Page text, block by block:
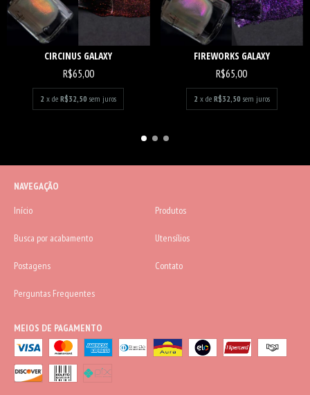
CIRCINUS GALAXY
R$65,00
2 x deR$32,50 sem juros
FIREWORKS GALAXY
R$65,00
2 x de R$32,50 sem juros
NAVEGAÇÃO
Início
Produtos
Busca por acabamento Utensílios
Postagens Contato
Perguntas Frequentes
MEIOS DE PAGAMENTO